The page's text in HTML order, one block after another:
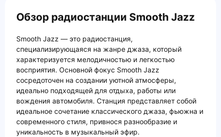
Обзор радиостанции Smooth Jazz
Smooth Jazz — это радиостанция,
специализирующаяся на жанре джаза, который
характеризуется мелодичностью и легкостью
восприятия. Основной фокус Smooth Jazz
сосредоточен на создании уютной атмосферы,
идеально подходящей для отдыха, работы или
вождения автомобиля. Станция представляет собой
идеальное сочетание классического джаза, фьюжна и
современного стиля, привнося разнообразие и
уникальность в музыкальный эфир.